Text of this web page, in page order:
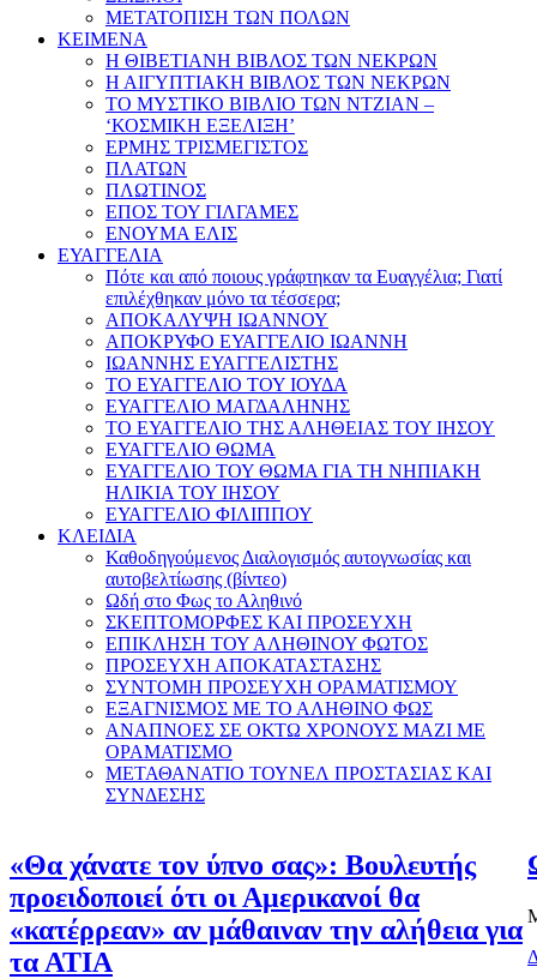
ΜΕΤΑΤΟΠΙΣΗ ΤΩΝ ΠΟΛΩΝ
ΚΕΙΜΕΝΑ
Η ΘΙΒΕΤΙΑΝΗ ΒΙΒΛΟΣ ΤΩΝ ΝΕΚΡΩΝ
Η ΑΙΓΥΠΤΙΑΚΗ ΒΙΒΛΟΣ ΤΩΝ ΝΕΚΡΩΝ
ΤΟ ΜΥΣΤΙΚΟ ΒΙΒΛΙΟ ΤΩΝ ΝΤΖΙΑΝ –
‘ΚΟΣΜΙΚΗ ΕΞΕΛΙΞΗ’
ΕΡΜΗΣ ΤΡΙΣΜΕΓΙΣΤΟΣ
ΠΛΑΤΩΝ
ΠΛΩΤΙΝΟΣ
ΕΠΟΣ ΤΟΥ ΓΙΛΓΑΜΕΣ
ΕΝΟΥΜΑ ΕΛΙΣ
ΕΥΑΓΓΕΛΙΑ
Πότε και από ποιους γράφτηκαν τα Ευαγγέλια; Γιατί
επιλέχθηκαν μόνο τα τέσσερα;
ΑΠΟΚΑΛΥΨΗ ΙΩΑΝΝΟΥ
ΑΠΟΚΡΥΦΟ ΕΥΑΓΓΕΛΙΟ ΙΩΑΝΝΗ
ΙΩΑΝΝΗΣ ΕΥΑΓΓΕΛΙΣΤΗΣ
ΤΟ ΕΥΑΓΓΕΛΙΟ ΤΟΥ ΙΟΥΔΑ
ΕΥΑΓΓΕΛΙΟ ΜΑΓΔΑΛΗΝΗΣ
ΤΟ ΕΥΑΓΓΕΛΙΟ ΤΗΣ ΑΛΗΘΕΙΑΣ ΤΟΥ ΙΗΣΟΥ
ΕΥΑΓΓΕΛΙΟ ΘΩΜΑ
ΕΥΑΓΓΕΛΙΟ ΤΟΥ ΘΩΜΑ ΓΙΑ ΤΗ ΝΗΠΙΑΚΗ
ΗΛΙΚΙΑ ΤΟΥ ΙΗΣΟΥ
ΕΥΑΓΓΕΛΙΟ ΦΙΛΙΠΠΟΥ
ΚΛΕΙΔΙΑ
Καθοδηγούμενος Διαλογισμός αυτογνωσίας και
αυτοβελτίωσης (βίντεο)
Ωδή στο Φως το Αληθινό
ΣΚΕΠΤΟΜΟΡΦΕΣ ΚΑΙ ΠΡΟΣΕΥΧΗ
ΕΠΙΚΛΗΣΗ ΤΟΥ ΑΛΗΘΙΝΟΥ ΦΩΤΟΣ
ΠΡΟΣΕΥΧΗ ΑΠΟΚΑΤΑΣΤΑΣΗΣ
ΣΥΝΤΟΜΗ ΠΡΟΣΕΥΧΗ ΟΡΑΜΑΤΙΣΜΟΥ
ΕΞΑΓΝΙΣΜΟΣ ΜΕ ΤΟ ΑΛΗΘΙΝΟ ΦΩΣ
ΑΝΑΠΝΟΕΣ ΣΕ ΟΚΤΩ ΧΡΟΝΟΥΣ ΜΑΖΙ ΜΕ
ΟΡΑΜΑΤΙΣΜΟ
ΜΕΤΑΘΑΝΑΤΙΟ ΤΟΥΝΕΛ ΠΡΟΣΤΑΣΙΑΣ ΚΑΙ
ΣΥΝΔΕΣΗΣ
«Θα χάνατε τον ύπνο σας»: Βουλευτής
προειδοποιεί ότι οι Αμερικανοί θα
«κατέρρεαν» αν μάθαιναν την αλήθεια για
τα ΑΤΙΑ